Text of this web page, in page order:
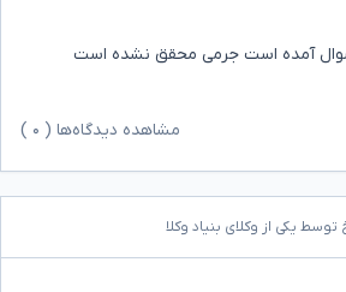
آمده است جرمی محقق نشده است
مشاهده دیدگاه‌ها ( ۰
توسط یکی از وکلای بنیاد وکلا